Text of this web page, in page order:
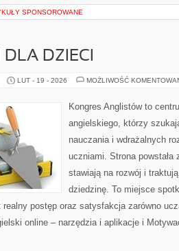
SPONSOROWANE
DZIECI
LUT - 19 - 2026 MOŻLIWOŚĆ
Kongres Anglistów to
angielskiego, którzy
nauczania i wdrażalnych
uczniami. Strona
stawiają na rozwój i
dziedzinę. To miejsce
realny postęp oraz satysfakcja zarówno
online – narzędzia i aplikacje i